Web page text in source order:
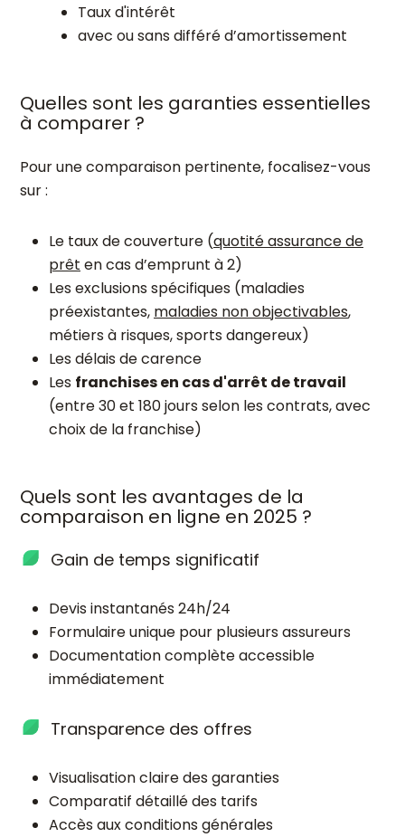
Taux d'intérêt
avec ou sans différé d’amortissement
Quelles sont les garanties essentielles
à comparer ?
Pour une comparaison pertinente, focalisez-vous
sur :
Le taux de couverture (quotité assurance de
prêt en cas d’emprunt à 2)
Les exclusions spécifiques (maladies
préexistantes, maladies non objectivables,
métiers à risques, sports dangereux)
Les délais de carence
Les franchises en cas d'arrêt de travail
(entre 30 et 180 jours selon les contrats, avec
choix de la franchise)
Quels sont les avantages de la
comparaison en ligne en 2025 ?
Gain de temps significatif
Devis instantanés 24h/24
Formulaire unique pour plusieurs assureurs
Documentation complète accessible
immédiatement
Transparence des offres
Visualisation claire des garanties
Comparatif détaillé des tarifs
Accès aux conditions générales